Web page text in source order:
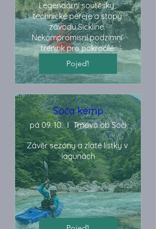
Legendární soutěsky,
technické peřeje a stopy
závodu Sickline.
Nekompromisní podzimní
trénink pro pokročilé.
Pojeď!
Soča kemp
pá 09. 10. Trnovo ob Soči
Závěr sezóny a zlaté lístky v
lagunách